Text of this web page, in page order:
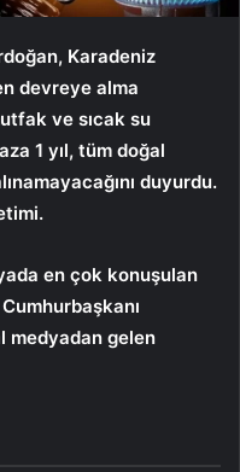
Karadeniz
devreye alma
ve sıcak su
1 yıl, tüm doğal
duyurdu.
en çok konuşulan
medyadan gelen